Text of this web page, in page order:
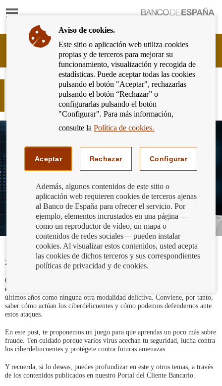
Mostrar
Ir
página
de
inicio
del
Banco
de
España
Cliente
Bancario
Banco
España
Eurosistema,
¡Aprende sobre amenazas y estafas
online para escapar del fraude!
24/08/2023
Como sabes, el fraude por internet es una de las amenazas más frecuentes
en la actualidad. Los engaños y estafas online se han disparado en los
últimos años como ninguna otra modalidad delictiva. Conviene, por tanto,
saber cómo actúan los ciberdelicuentes y cómo podemos defendernos ante
estos ataques.
En este post, te proponemos un juego para que aprendas un poco más sobre
fraude. Ten cuidado porque varios virus acechan tu seguridad, lucha contra
los ciberdelincuentes y protégete contra futuras amenazas.
Y recuerda, si lo deseas, puedes profundizar en este y otros temas, a través
de los contenidos publicados en nuestro Portal del Cliente Bancario.
Aviso de cookies.
Este sitio o aplicación web utiliza cookies
propias y de terceros para mejorar su
funcionamiento, visualización y recogida de
estadísticas. Puede aceptar todas las cookies
pulsando el botón "Aceptar", rechazarlas
pulsando el botón “Rechazar” o
configurarlas pulsando el botón
"Configurar". Para más información,
consulte laPolítica de cookies.
Aceptar Rechazar Configurar
Además, algunos contenidos de este sitio o
aplicación web requieren cookies de terceros ajenas
al Banco de España para ofrecer el servicio. Por
ejemplo, elementos incrustados en una página —
como un reproductor de vídeo, un mapa o
contenidos de redes sociales— pueden instalar
cookies. Al visualizar estos contenidos, usted acepta
las cookies de dichos terceros y sus correspondientes
políticas de privacidad y de cookies.